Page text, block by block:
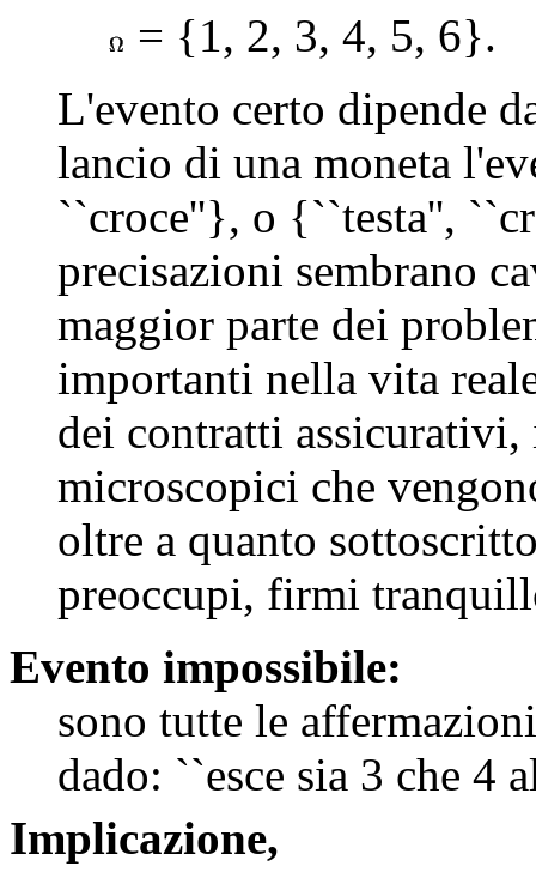
= {1, 2, 3, 4, 5, 6}.
L'evento certo dipende
lancio di una moneta
``croce''}, o {``testa'',
precisazioni sembrano
maggior parte dei
importanti nella vita
dei contratti assicurativi,
microscopici che
oltre a quanto
preoccupi, firmi
Evento impossibile:
sono tutte le
dado: ``esce sia 3 che 4
Implicazione,